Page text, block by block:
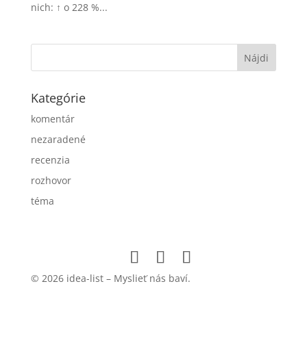
nich: ↑ o 228 %...
Kategórie
komentár
nezaradené
recenzia
rozhovor
téma
© 2026 idea-list – Myslieť nás baví.